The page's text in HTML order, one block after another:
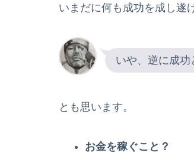
いまだに何も成功を成し遂
いや、逆に成功
とも思います。
お金を稼ぐこと？